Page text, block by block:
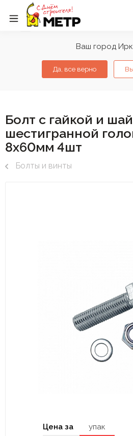
Ваш город
Да, все верно
Болт с гайкой и
шестигранной
8х60мм 4шт
Болты и винты
Цена за упак